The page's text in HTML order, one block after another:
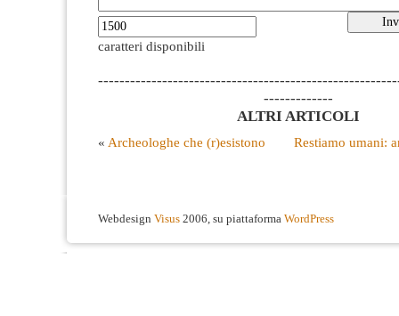
caratteri disponibili
-------------
ALTRI ARTICOLI
« Archeologhe che (r)esistono Restiamo umani:
Webdesign Visus 2006, su piattaforma WordPress